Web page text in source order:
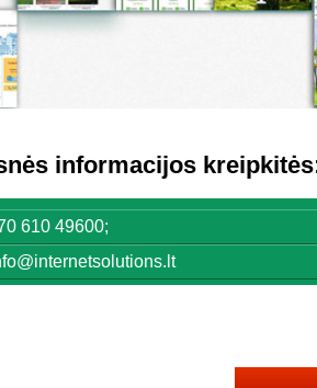
informacijos
610 49600;